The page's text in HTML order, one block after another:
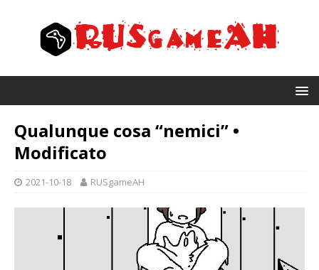
Qualunque cosa “nemici” •
Modificato
2021-10-18 RUSgameAH